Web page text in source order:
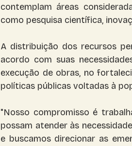
contemplam áreas
como pesquisa científica,
A distribuição dos recursos
acordo com suas
execução de obras, no
políticas públicas voltadas à
"Nosso compromisso é
possam atender às
e buscamos direcionar as